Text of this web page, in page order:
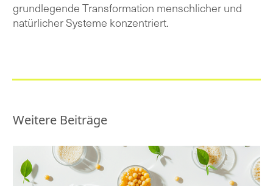
grundlegende Transformation menschlicher und
natürlicher Systeme konzentriert.
Weitere Beiträge